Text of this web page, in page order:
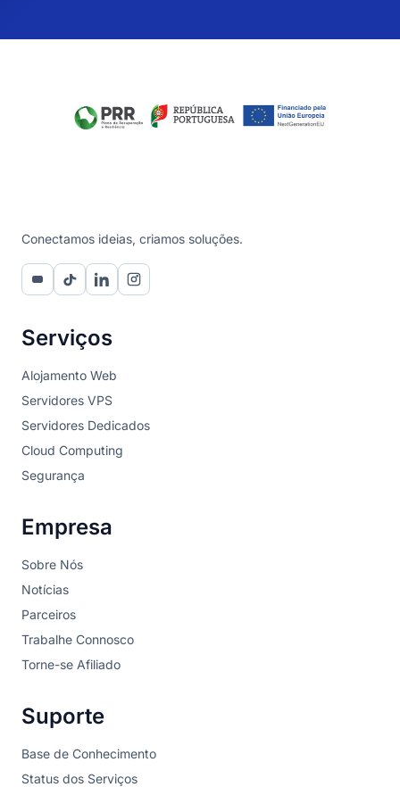
Conectamos ideias, criamos soluções.
Serviços
Alojamento Web
Servidores VPS
Servidores Dedicados
Cloud Computing
Segurança
Empresa
Sobre Nós
Notícias
Parceiros
Trabalhe Connosco
Torne-se Afiliado
Suporte
Base de Conhecimento
Status dos Serviços